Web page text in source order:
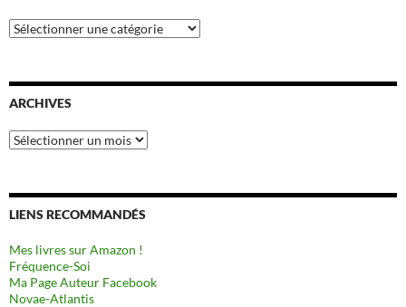
Catégories
ARCHIVES
Archives
LIENS RECOMMANDÉS
Mes livres sur Amazon !
Fréquence-Soi
Ma Page Auteur Facebook
Novae-Atlantis